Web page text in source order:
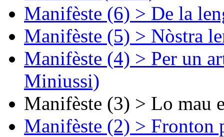
Manifèste (6) > De la
Manifèste (5) > Nòstra
Manifèste (4) > Per un
Miniussi)
Manifèste (3) > Lo mau
Manifèste (2) > Fronton